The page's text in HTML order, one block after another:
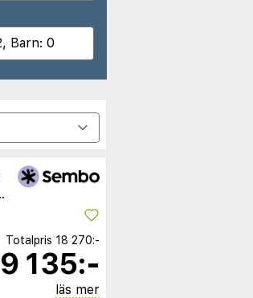
Totalpris 18 270:-
9 135:-
läs mer